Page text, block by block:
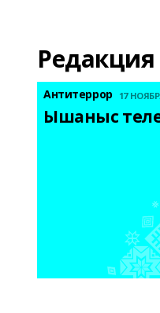
Антитеррор 17
Ышаныс